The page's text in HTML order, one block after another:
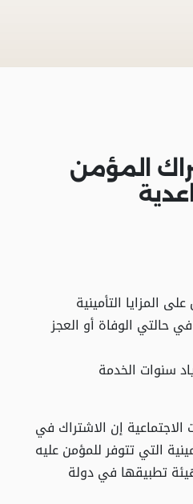
المؤمن
المزايا التأمينية
المعاش عند العمل لمدة 35 سنة أو في حالتي الوفاة أو العجز
سنوات الخدمة
الاجتماعية إن الاشتراك في
التي تتوفر للمؤمن عليه
تطبيقها في دولة